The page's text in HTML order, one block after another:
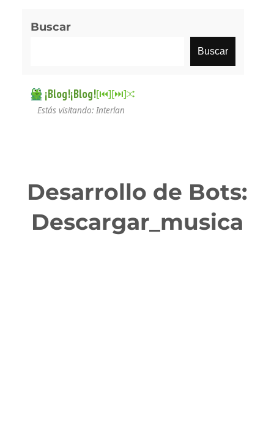
Buscar
Buscar
¡Blog!¡Blog![⏮︎][⏭︎]
Estás visitando: Interlan
Desarrollo de Bots:
Descargar_musica